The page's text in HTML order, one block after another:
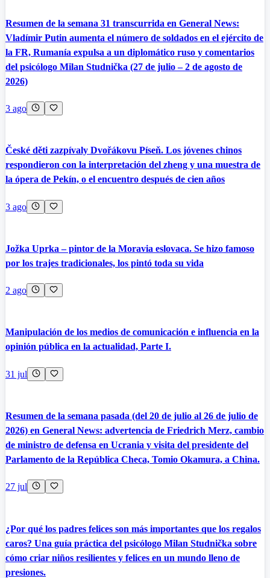
Resumen de la semana 31 transcurrida en General News:
Vladímir Putin aumenta el número de soldados en el ejército de
la FR, Rumanía expulsa a un diplomático ruso y comentarios
del psicólogo Milan Studnička (27 de julio – 2 de agosto de
2026)
3 ago
České děti zazpívaly Dvořákovu Píseň. Los jóvenes chinos
respondieron con la interpretación del zheng y una muestra de
la ópera de Pekín, o el encuentro después de cien años
3 ago
Jožka Uprka – pintor de la Moravia eslovaca. Se hizo famoso
por los trajes tradicionales, los pintó toda su vida
2 ago
Manipulación de los medios de comunicación e influencia en la
opinión pública en la actualidad, Parte I.
31 jul
Resumen de la semana pasada (del 20 de julio al 26 de julio de
2026) en General News: advertencia de Friedrich Merz, cambio
de ministro de defensa en Ucrania y visita del presidente del
Parlamento de la República Checa, Tomio Okamura, a China.
27 jul
¿Por qué los padres felices son más importantes que los regalos
caros? Una guía práctica del psicólogo Milan Studnička sobre
cómo criar niños resilientes y felices en un mundo lleno de
presiones.